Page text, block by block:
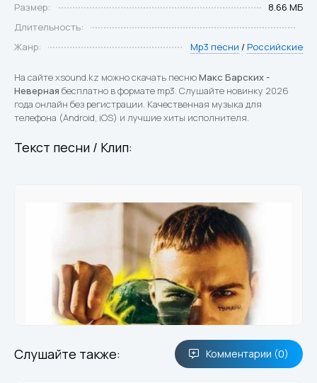
Размер:
8.66 МБ
Длительность:
Жанр:
Mp3 песни / Российские
На сайте xsound.kz можно скачать песнюМакс Барских -
Неверная бесплатно в формате mp3. Слушайте новинку 2026
года онлайн без регистрации. Качественная музыка для
телефона (Android, iOS) и лучшие хиты исполнителя.
Текст песни / Клип:
Слушайте также: Комментарии (0)